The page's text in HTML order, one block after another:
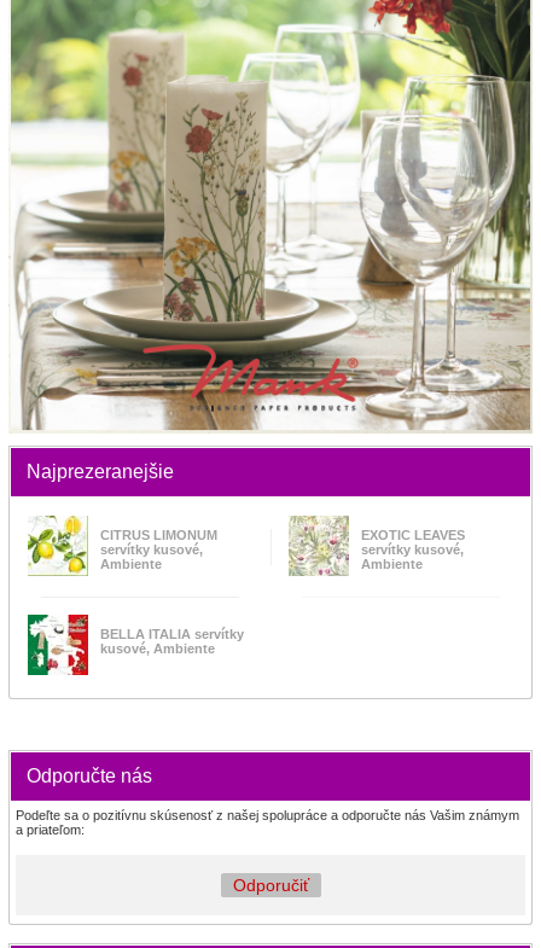
Najprezeranejšie
CITRUS LIMONUM
servítky kusové,
Ambiente
EXOTIC LEAVES
servítky kusové,
Ambiente
BELLA ITALIA servítky
kusové, Ambiente
Odporučte nás
Podeľte sa o pozitívnu skúsenosť z našej spolupráce a odporučte nás Vašim známym
a priateľom:
Odporučiť